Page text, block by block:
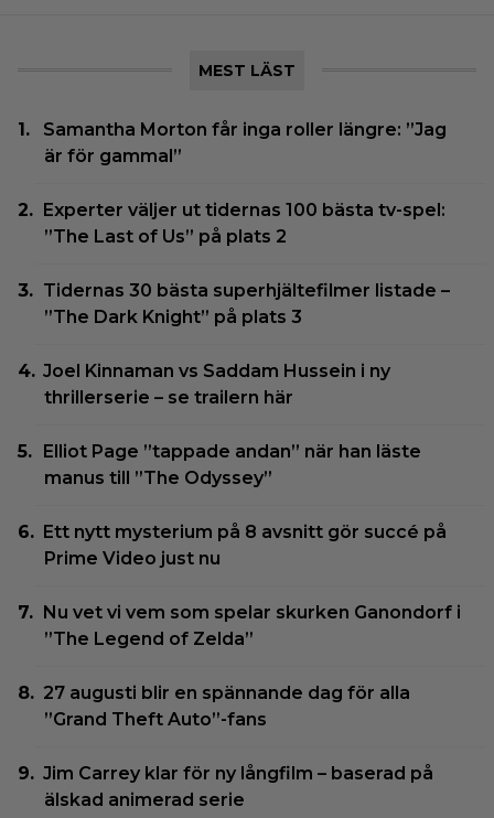
MEST LÄST
Samantha Morton får inga roller längre: ”Jag
är för gammal”
Experter väljer ut tidernas 100 bästa tv-spel:
”The Last of Us” på plats 2
Tidernas 30 bästa superhjältefilmer listade –
”The Dark Knight” på plats 3
Joel Kinnaman vs Saddam Hussein i ny
thrillerserie – se trailern här
Elliot Page ”tappade andan” när han läste
manus till ”The Odyssey”
Ett nytt mysterium på 8 avsnitt gör succé på
Prime Video just nu
Nu vet vi vem som spelar skurken Ganondorf i
”The Legend of Zelda”
27 augusti blir en spännande dag för alla
”Grand Theft Auto”-fans
Jim Carrey klar för ny långfilm – baserad på
älskad animerad serie